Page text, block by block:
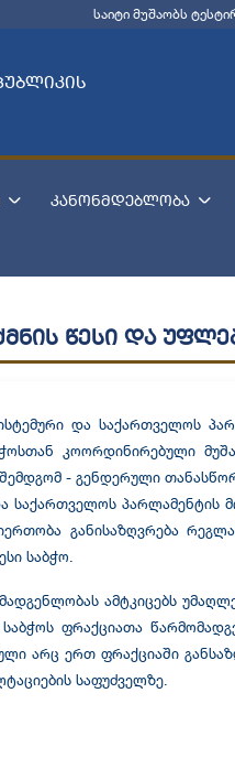
საიტი მუშაობს
კანონმდებლობა
წესი და
და საქართველოს
კოორდინირებული
- გენდერული
საქართველოს პარლამენტის
განისაზღვრება
საბჭო.
ამტკიცებს
ფრაქციათა
არც ერთ ფრაქციაში
საფუძველზე.